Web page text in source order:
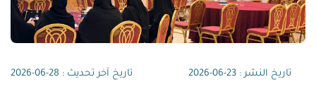
تاريخ النشر : 23-06-2026 تاريخ آخر تحديث : 28-06-2026